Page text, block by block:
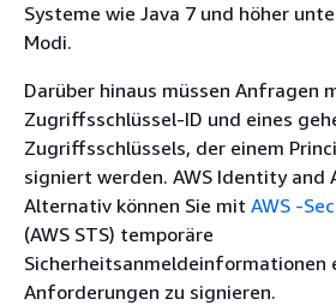
Systeme wie Java 7 und höher
Modi.
Darüber hinaus müssen Anfragen
Zugriffsschlüssel-ID und eines
Zugriffsschlüssels, der einem
signiert werden. AWS Identity and
Alternativ können Sie mit AWS -
(AWS STS) temporäre
Sicherheitsanmeldeinformationen
Anforderungen zu signieren.